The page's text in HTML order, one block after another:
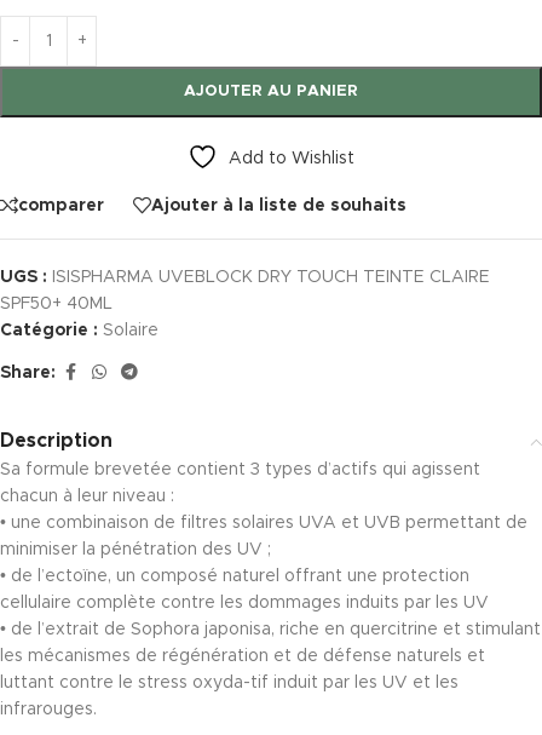
AJOUTER AU PANIER
Add to Wishlist
comparer Ajouter à la liste de souhaits
UGS : ISISPHARMA UVEBLOCK DRY TOUCH TEINTE CLAIRE
SPF50+ 40ML
Catégorie : Solaire
Share:
Description
Sa formule brevetée contient 3 types d’actifs qui agissent
chacun à leur niveau :
• une combinaison de filtres solaires UVA et UVB permettant de
minimiser la pénétration des UV ;
• de l’ectoïne, un composé naturel offrant une protection
cellulaire complète contre les dommages induits par les UV
• de l’extrait de Sophora japonisa, riche en quercitrine et stimulant
les mécanismes de régénération et de défense naturels et
luttant contre le stress oxyda-tif induit par les UV et les
infrarouges.